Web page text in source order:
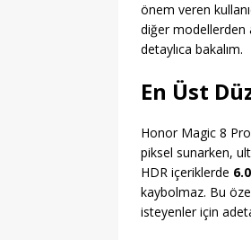
önem veren
diğer modellerden
detaylıca bakalım.
En Üst
Honor Magic 8
piksel sunarken,
HDR içeriklerde
kaybolmaz. Bu
isteyenler için